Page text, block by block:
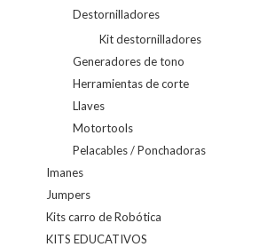
Destornilladores
Kit destornilladores
Generadores de tono
Herramientas de corte
Llaves
Motortools
Pelacables / Ponchadoras
Imanes
Jumpers
Kits carro de Robótica
KITS EDUCATIVOS